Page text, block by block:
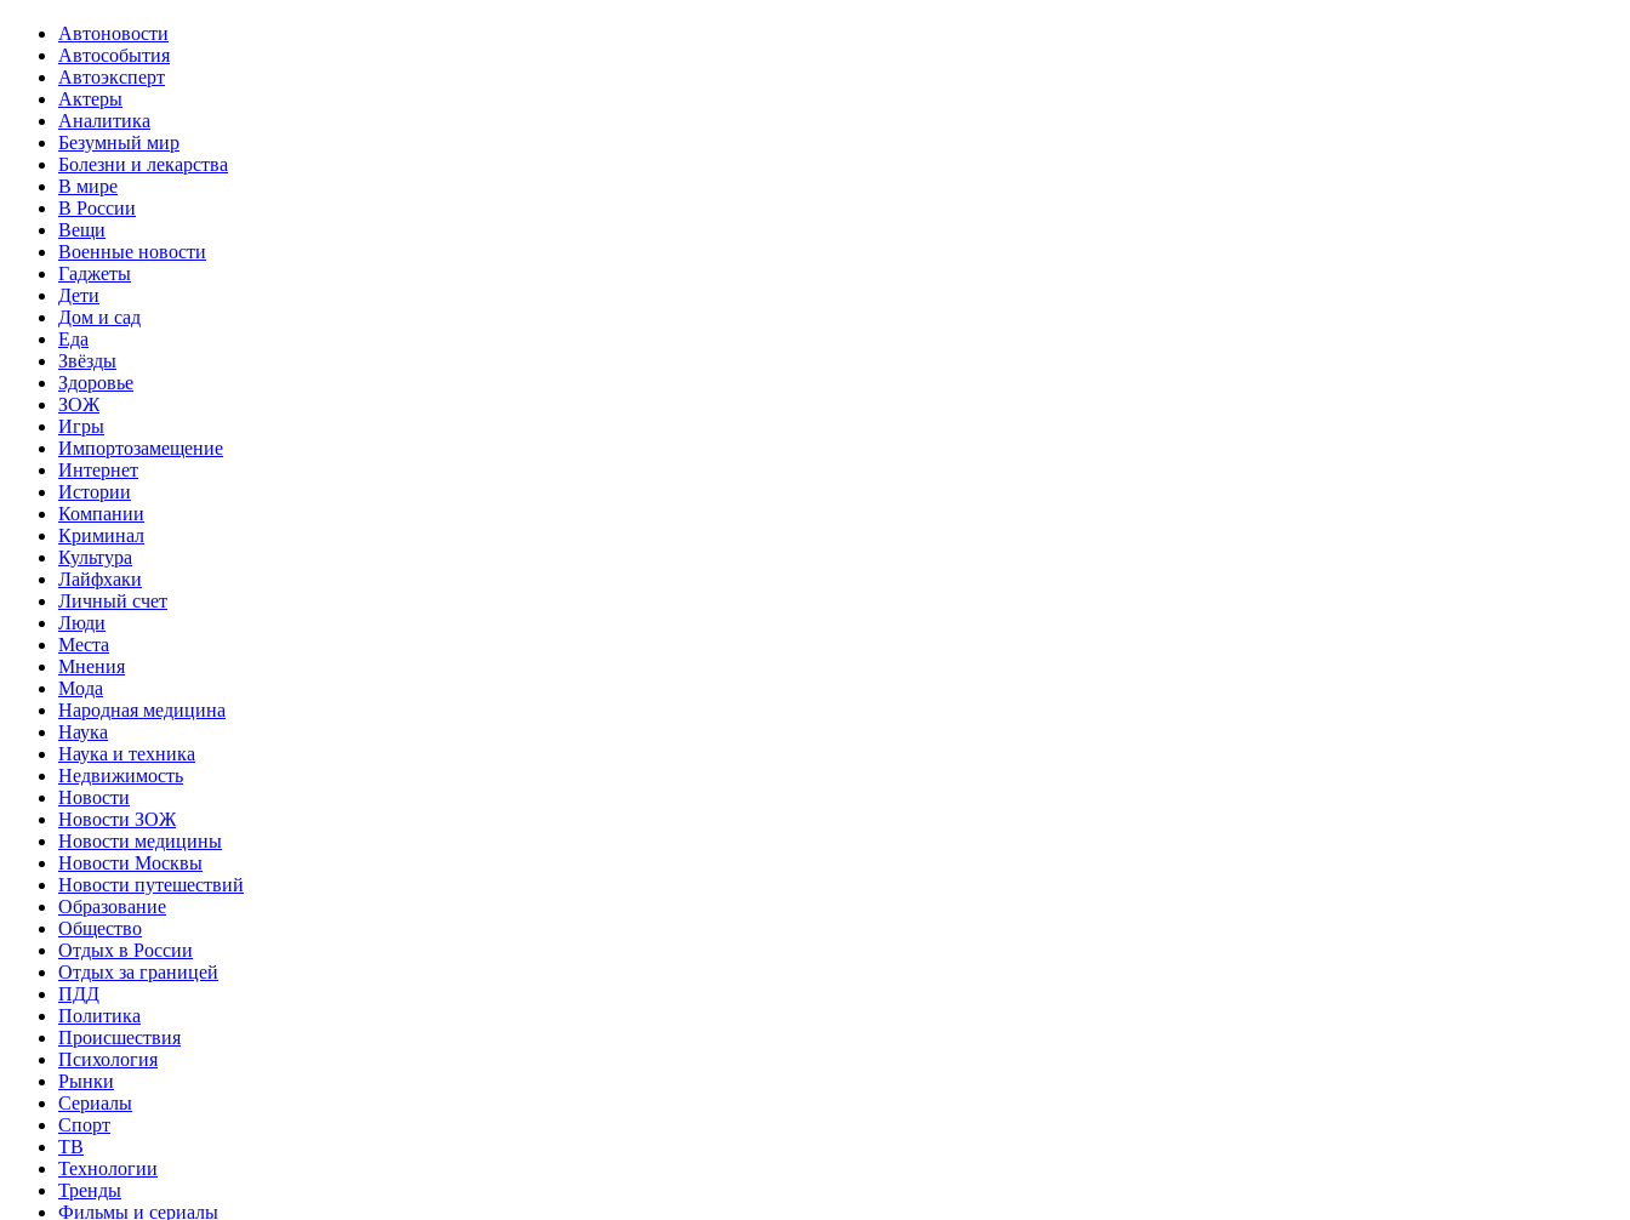
Автоновости
Автособытия
Автоэксперт
Актеры
Аналитика
Безумный мир
Болезни и лекарства
В мире
В России
Вещи
Военные новости
Гаджеты
Дети
Дом и сад
Еда
Звёзды
Здоровье
ЗОЖ
Игры
Импортозамещение
Интернет
Истории
Компании
Криминал
Культура
Лайфхаки
Личный счет
Люди
Места
Мнения
Мода
Народная медицина
Наука
Наука и техника
Недвижимость
Новости
Новости ЗОЖ
Новости медицины
Новости Москвы
Новости путешествий
Образование
Общество
Отдых в России
Отдых за границей
ПДД
Политика
Происшествия
Психология
Рынки
Сериалы
Спорт
ТВ
Технологии
Тренды
Фильмы и сериалы